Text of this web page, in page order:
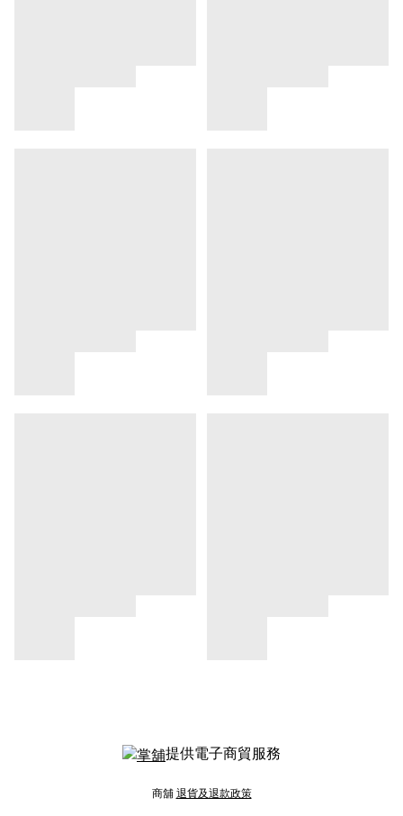
提供電子商貿服務
商舖 退貨及退款政策